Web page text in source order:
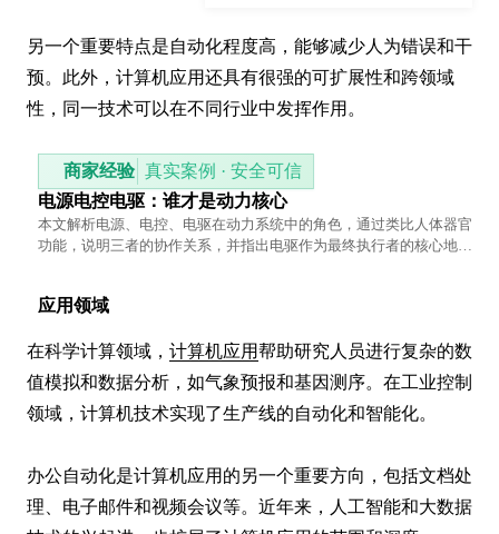
另一个重要特点是自动化程度高，能够减少人为错误和干
预。此外，计算机应用还具有很强的可扩展性和跨领域
性，同一技术可以在不同行业中发挥作用。
商家经验 真实案例 · 安全可信
电源电控电驱：谁才是动力核心
本文解析电源、电控、电驱在动力系统中的角色，通过类比人体器官
功能，说明三者的协作关系，并指出电驱作为最终执行者的核心地
应用领域
在科学计算领域， 计算机应用帮助研究人员进行复杂的数
值模拟和数据分析，如气象预报和基因测序。在工业控制
领域，计算机技术实现了生产线的自动化和智能化。
办公自动化是计算机应用的另一个重要方向，包括文档处
理、电子邮件和视频会议等。近年来，人工智能和大数据